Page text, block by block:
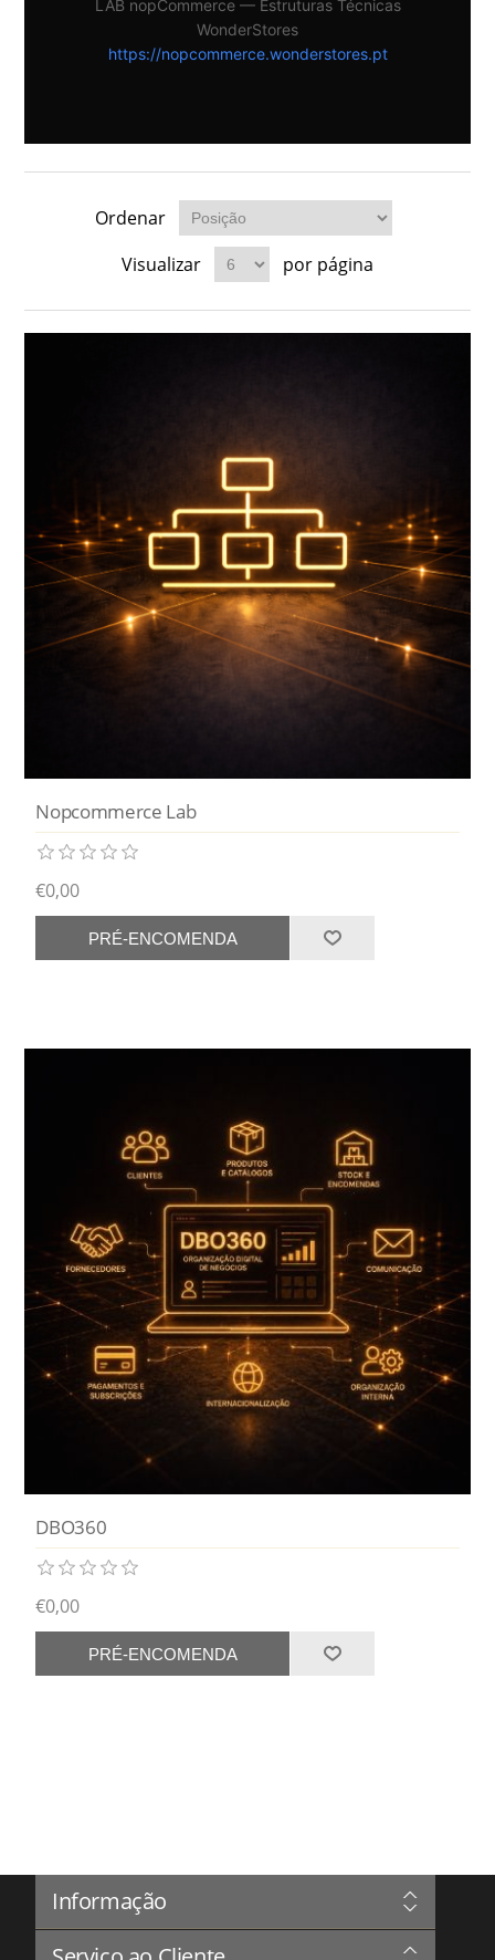
LAB nopCommerce — Estruturas Técnicas
WonderStores
https://nopcommerce.wonderstores.pt
Ordenar
Visualizar
por página
Nopcommerce Lab
€0,00
PRÉ-ENCOMENDA
DBO360
€0,00
PRÉ-ENCOMENDA
Informação